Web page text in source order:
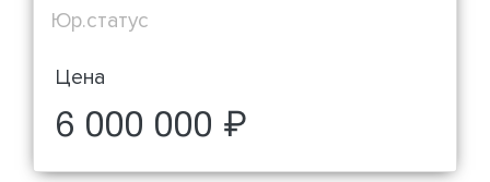
Юр.статус
Цена
6 000 000 ₽